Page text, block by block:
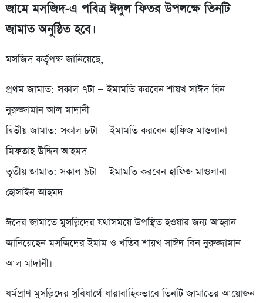
জামে মসজিদ-এ পবিত্র ঈদুল ফিতর উপলক্ষে তিনটি
জামাত অনুষ্ঠিত হবে।
মসজিদ কর্তৃপক্ষ জানিয়েছে,
প্রথম জামাত: সকাল ৭টা — ইমামতি করবেন শায়খ সাঈদ বিন
নুরুজ্জামান আল মাদানী
দ্বিতীয় জামাত: সকাল ৮টা — ইমামতি করবেন হাফিজ মাওলানা
মিফতাহ উদ্দিন আহমদ
তৃতীয় জামাত: সকাল ৯টা — ইমামতি করবেন হাফিজ মাওলানা
হোসাইন আহমদ
ঈদের জামাতে মুসল্লিদের যথাসময়ে উপস্থিত হওয়ার জন্য আহ্বান
জানিয়েছেন মসজিদের ইমাম ও খতিব শায়খ সাঈদ বিন নুরুজ্জামান
আল মাদানী।
ধর্মপ্রাণ মুসল্লিদের সুবিধার্থে ধারাবাহিকভাবে তিনটি জামাতের আয়োজন